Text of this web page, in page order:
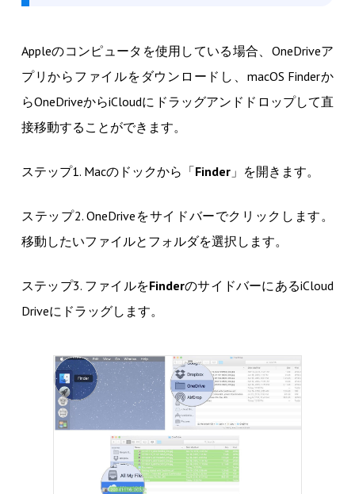
Appleのコンピュータを使用している場合、OneDriveア
プリからファイルをダウンロードし、macOS Finderか
らOneDriveからiCloudにドラッグアンドドロップして直
接移動することができます。
ステップ1. Macのドックから「Finder」を開きます。
ステップ2. OneDriveをサイドバーでクリックします。
移動したいファイルとフォルダを選択します。
ステップ3. ファイルをFinderのサイドバーにあるiCloud
Driveにドラッグします。